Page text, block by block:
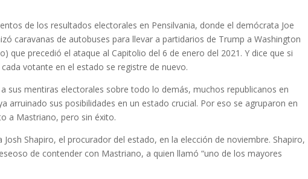
de los resultados electorales en Pensilvania, donde el demócrata Joe
caravanas de autobuses para llevar a partidarios de Trump a Washington
que precedió el ataque al Capitolio del 6 de enero del 2021. Y dice que si
votante en el estado se registre de nuevo.
sus mentiras electorales sobre todo lo demás, muchos republicanos en
arruinado sus posibilidades en un estado crucial. Por eso se agruparon en
a Mastriano, pero sin éxito.
Shapiro, el procurador del estado, en la elección de noviembre. Shapiro,
de contender con Mastriano, a quien llamó “uno de los mayores